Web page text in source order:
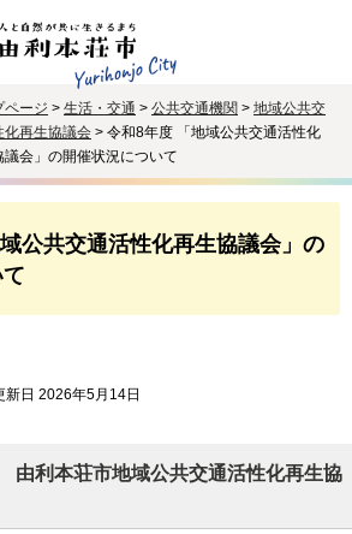
ページ > 生活・交通 > 公共交通機関 > 地域公共交
化再生協議会 > 令和8年度 「地域公共交通活性化
議会」の開催状況について
公共交通活性化再生協議会」の
日 2026年5月14日
利本荘市地域公共交通活性化再生協